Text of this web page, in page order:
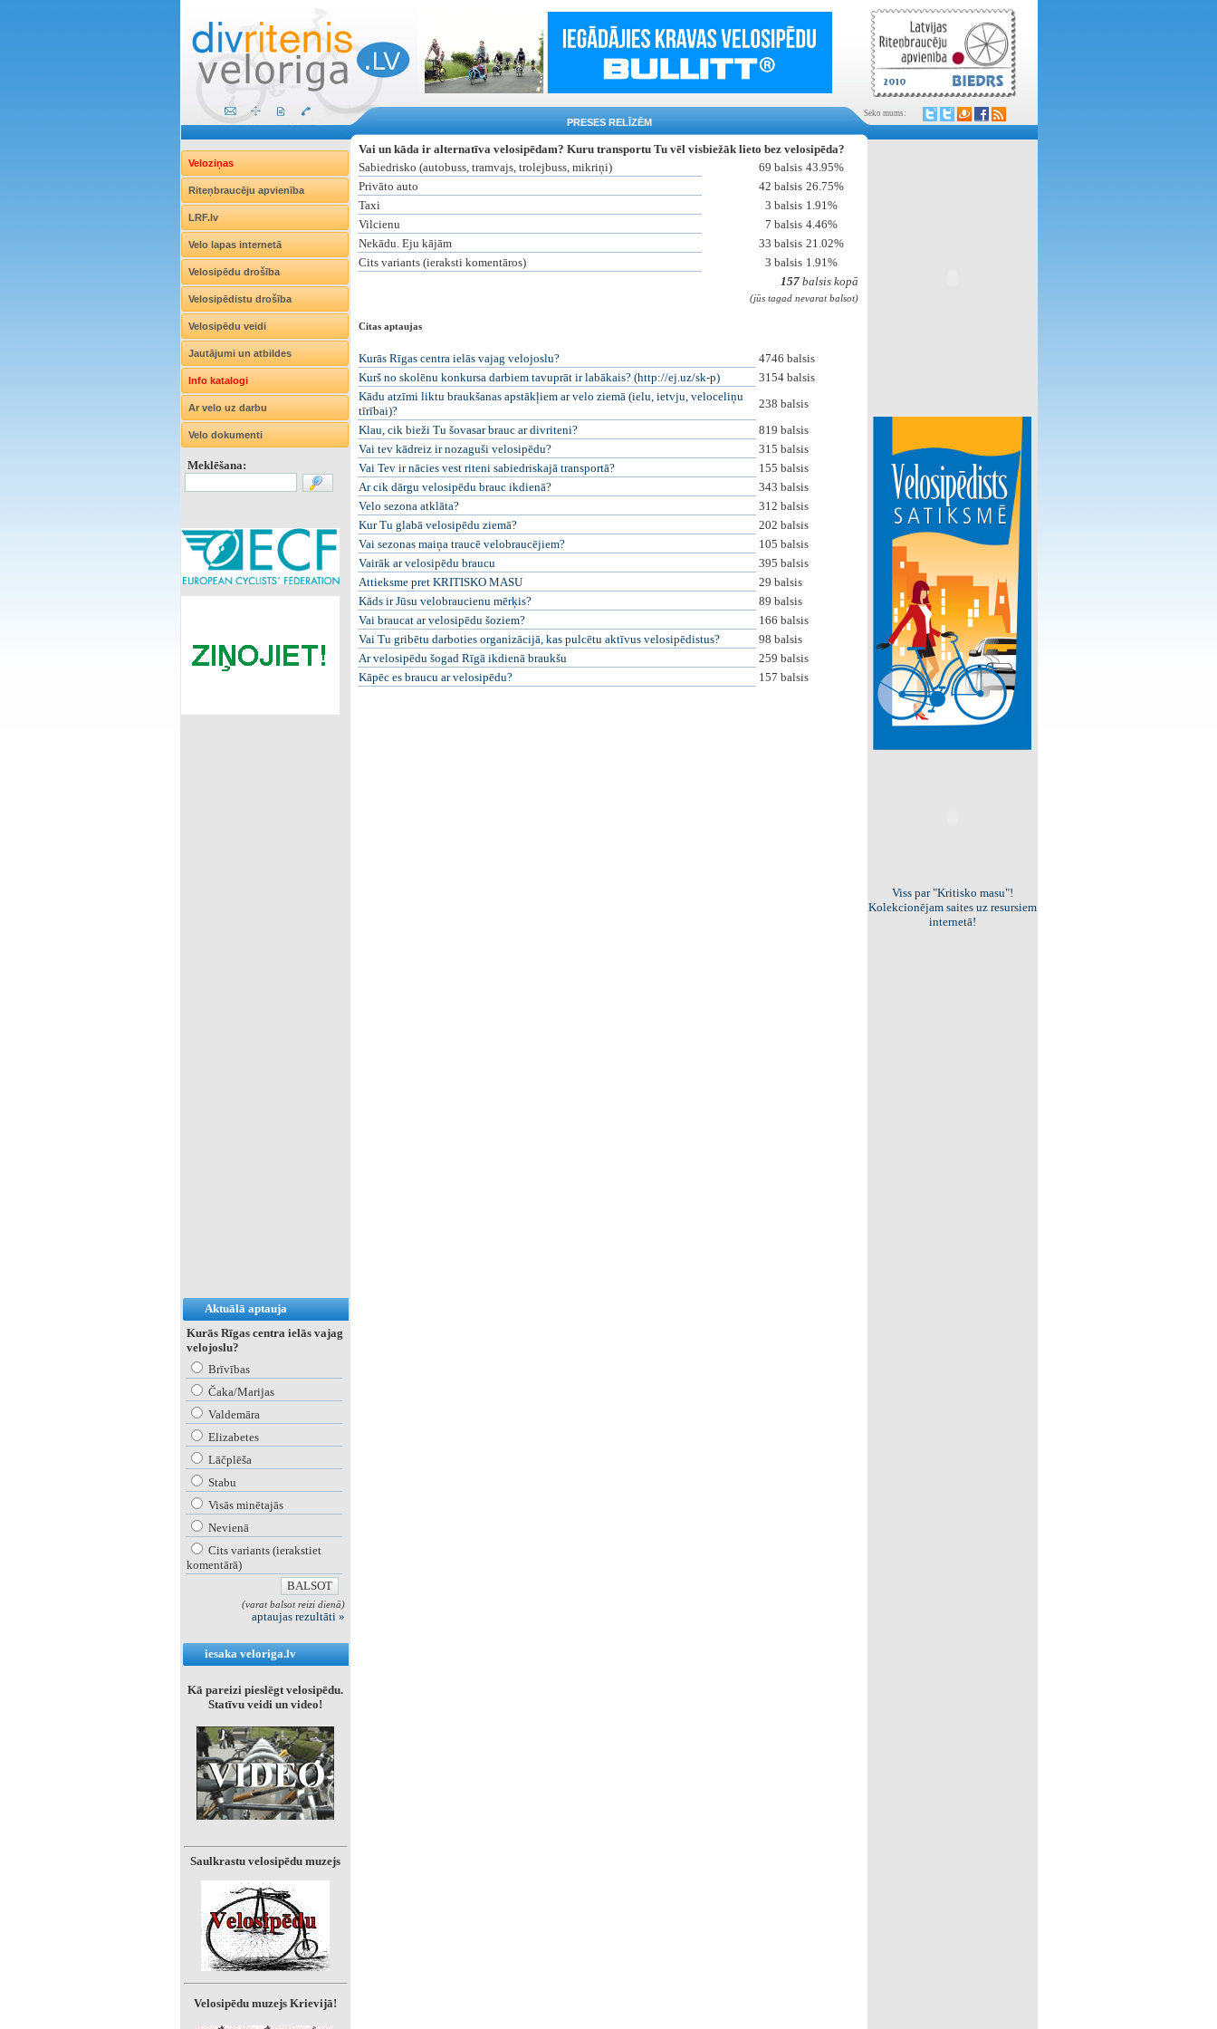
PRESES RELĪZĒM
Seko mums:
Veloziņas
Riteņbraucēju apvienība
LRF.lv
Velo lapas internetā
Velosipēdu drošība
Velosipēdistu drošība
Velosipēdu veidi
Jautājumi un atbildes
Info katalogi
Ar velo uz darbu
Velo dokumenti
Meklēšana:
Aktuālā aptauja
Kurās Rīgas centra ielās vajag
velojoslu?
Brīvības
Čaka/Marijas
Valdemāra
Elizabetes
Lāčplēša
Stabu
Visās minētajās
Nevienā
Cits variants (ierakstiet
komentārā)
(varat balsot reizi dienā)
aptaujas rezultāti »
iesaka veloriga.lv
Kā pareizi pieslēgt velosipēdu.
Statīvu veidi un video!
Saulkrastu velosipēdu muzejs
Velosipēdu muzejs Krievijā!
Vai un kāda ir alternatīva velosipēdam? Kuru transportu Tu vēl visbiežāk lieto bez velosipēda?
Sabiedrisko (autobuss, tramvajs, trolejbuss, mikriņi)
69 balsis 43.95%
Privāto auto
42 balsis 26.75%
Taxi
3 balsis 1.91%
Vilcienu
7 balsis 4.46%
Nekādu. Eju kājām
33 balsis 21.02%
Cits variants (ieraksti komentāros)
3 balsis 1.91%
157balsis kopā
(jūs tagad nevarat balsot)
Citas aptaujas
Kurās Rīgas centra ielās vajag velojoslu?
4746 balsis
Kurš no skolēnu konkursa darbiem tavuprāt ir labākais? (http://ej.uz/sk-p)
3154 balsis
Kādu atzīmi liktu braukšanas apstākļiem ar velo ziemā (ielu, ietvju, veloceliņu
tīrībai)?
238 balsis
Klau, cik bieži Tu šovasar brauc ar divriteni?
819 balsis
Vai tev kādreiz ir nozaguši velosipēdu?
315 balsis
Vai Tev ir nācies vest riteni sabiedriskajā transportā?
155 balsis
Ar cik dārgu velosipēdu brauc ikdienā?
343 balsis
Velo sezona atklāta?
312 balsis
Kur Tu glabā velosipēdu ziemā?
202 balsis
Vai sezonas maiņa traucē velobraucējiem?
105 balsis
Vairāk ar velosipēdu braucu
395 balsis
Attieksme pret KRITISKO MASU
29 balsis
Kāds ir Jūsu velobraucienu mērķis?
89 balsis
Vai braucat ar velosipēdu šoziem?
166 balsis
Vai Tu gribētu darboties organizācijā, kas pulcētu aktīvus velosipēdistus?
98 balsis
Ar velosipēdu šogad Rīgā ikdienā braukšu
259 balsis
Kāpēc es braucu ar velosipēdu?
157 balsis
Viss par "Kritisko masu"!
Kolekcionējam saites uz resursiem
internetā!